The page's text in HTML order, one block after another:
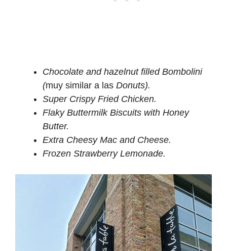
Chocolate and hazelnut filled Bombolini
(muy similar a las Donuts).
Super Crispy Fried Chicken.
Flaky Buttermilk Biscuits with Honey
Butter.
Extra Cheesy Mac and Cheese.
Frozen Strawberry Lemonade.